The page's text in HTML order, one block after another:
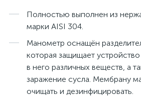
Полностью выполнен из
марки AISI 304.
Манометр оснащён
которая защищает
в него различных веществ, а
заражение сусла. Мембрану
очищать и дезинфицировать.